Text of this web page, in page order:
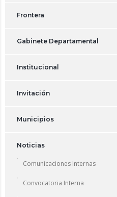
Frontera
Gabinete Departamental
Institucional
Invitación
Municipios
Noticias
Comunicaciones Internas
Convocatoria Interna